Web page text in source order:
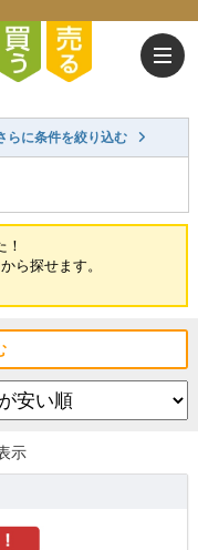
らに条件を絞り込む
！
ら探せます。
示